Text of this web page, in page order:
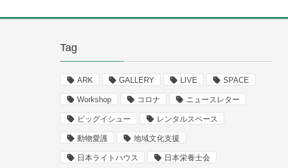
Tag
ARK GALLERY LIVE SPACE
Workshop コロナ ニュースレター
ビッグイシュー レンタルスペース
動物愛護 地域文化支援
日本ライトハウス 日本栄養士会